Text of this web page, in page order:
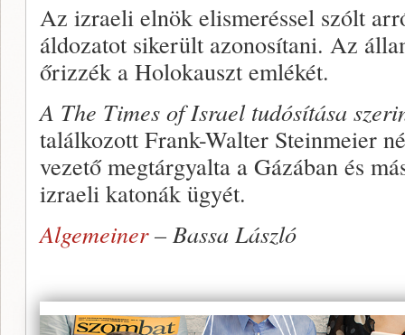
Az izraeli elnök elismeréssel szólt
áldozatot sikerült azonosítani. Az
őrizzék a Holokauszt emlékét.
A The Times of Israel tudósítása
találkozott Frank-Walter Steinmeier
vezető megtárgyalta a Gázában és
izraeli katonák ügyét.
Algemeiner– Bassa László